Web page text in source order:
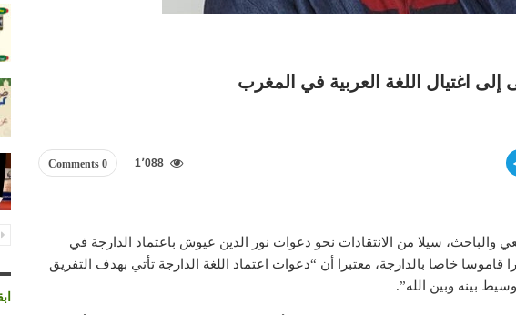
اغتيال اللغة العربية في المغرب
0 Comments 1٬088
والباحث، سيلا من الانتقادات نحو دعوات نور الدين عيوش باعتماد الدارجة في
قاموسا خاصا بالدارجة، معتبرا أن “دعوات اعتماد اللغة الدارجة تأتي بهدف التفريق
بينه وبين الله”.